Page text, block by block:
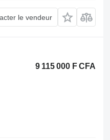
le vendeur
9 115 000 F CFA